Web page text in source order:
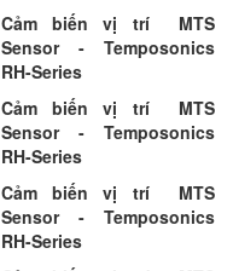
Cảm biến vị trí MTS
Sensor - Temposonics
RH-Series
Cảm biến vị trí MTS
Sensor - Temposonics
RH-Series
Cảm biến vị trí MTS
Sensor - Temposonics
RH-Series